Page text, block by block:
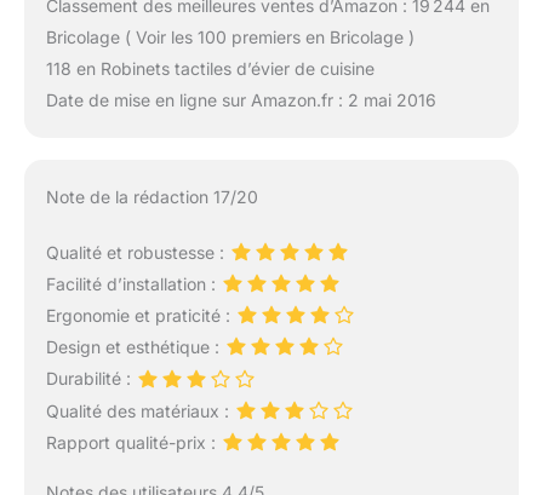
Classement des meilleures ventes d’Amazon : 19 244 en
Bricolage ( Voir les 100 premiers en Bricolage )
118 en Robinets tactiles d’évier de cuisine
Date de mise en ligne sur Amazon.fr : 2 mai 2016
Note de la rédaction 17/20
Qualité et robustesse :
Facilité d’installation :
Ergonomie et praticité :
Design et esthétique :
Durabilité :
Qualité des matériaux :
Rapport qualité-prix :